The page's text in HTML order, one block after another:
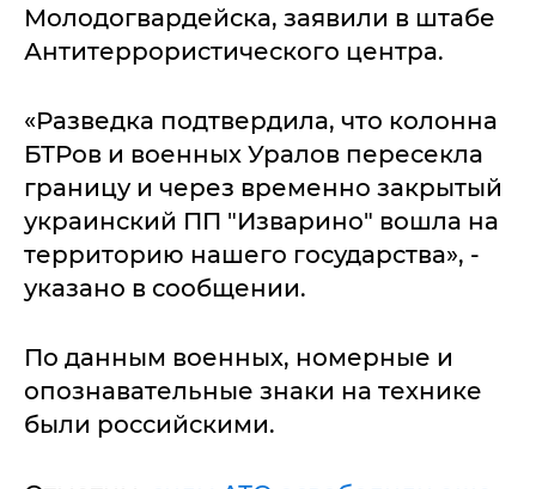
Молодогвардейска, заявили в штабе
Антитеррористического центра.
«Разведка подтвердила, что колонна
БТРов и военных Уралов пересекла
границу и через временно закрытый
украинский ПП "Изварино" вошла на
территорию нашего государства», -
указано в сообщении.
По данным военных, номерные и
опознавательные знаки на технике
были российскими.